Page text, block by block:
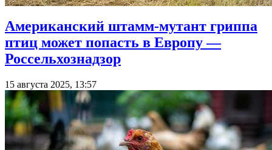
Американский штамм-мутант гриппа
птиц может попасть в Европу —
Россельхознадзор
15 августа 2025, 13:57